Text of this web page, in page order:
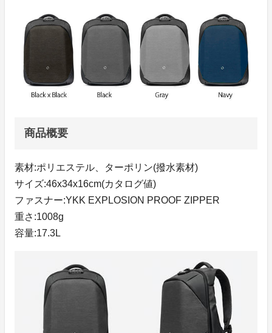
商品概要
素材:ポリエステル、ターポリン(撥水素材)
サイズ:46x34x16cm(カタログ値)
ファスナー:YKK EXPLOSION PROOF ZIPPER
重さ:1008g
容量:17.3L